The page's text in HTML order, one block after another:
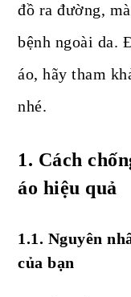
đồ ra đường,
bệnh ngoài da.
áo, hãy tham
nhé.
1. Cách
áo hiệu quả
1.1. Nguyên
của bạn